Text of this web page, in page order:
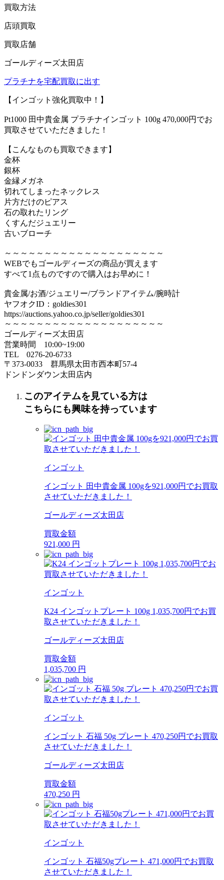
買取方法
店頭買取
買取店舗
ゴールディーズ太田店
プラチナを宅配買取に出す
【インゴット強化買取中！】
Pt1000 田中貴金属 プラチナインゴット 100g 470,000円でお
買取させていただきました！
【こんなものも買取できます】
金杯
銀杯
金縁メガネ
切れてしまったネックレス
片方だけのピアス
石の取れたリング
くすんだジュエリー
古いブローチ
～～～～～～～～～～～～～～～～～～～～
WEBでもゴールディーズの商品が買えます
すべて1点ものですので購入はお早めに！
貴金属/お酒/ジュエリー/ブランドアイテム/腕時計
ヤフオクID：goldies301
https://auctions.yahoo.co.jp/seller/goldies301
～～～～～～～～～～～～～～～～～～～～
ゴールディーズ太田店
営業時間 10:00~19:00
TEL 0276‐20‐6733
〒373‐0033 群馬県太田市西本町57‐4
ドンドンダウン太田店内
このアイテムを見ている方は
こちらにも興味を持っています
インゴット
インゴット 田中貴金属 100gを921,000円でお買取
させていただきました！
ゴールディーズ太田店
買取金額
921,000 円
インゴット
K24 インゴットプレート 100g 1,035,700円でお買
取させていただきました！
ゴールディーズ太田店
買取金額
1,035,700 円
インゴット
インゴット 石福 50g プレート 470,250円でお買取
させていただきました！
ゴールディーズ太田店
買取金額
470,250 円
インゴット
インゴット 石福50gプレート 471,000円でお買取
させていただきました！